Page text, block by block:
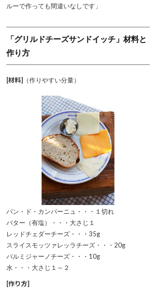
ルーで作っても間違いなしです」
「グリルドチーズサンドイッチ」材料と
作り方
[材料] （作りやすい分量）
パン・ド・カンパーニュ・・・１切れ
バター（有塩）・・・大さじ１
レッドチェダーチーズ・・・35g
スライスモッツァレッラチーズ・・・20g
パルミジャーノチーズ・・・10g
水・・・大さじ１～２
[作り方]